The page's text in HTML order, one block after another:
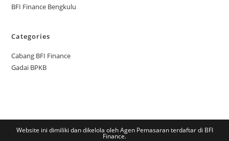
BFI Finance Bengkulu
Categories
Cabang BFI Finance
Gadai BPKB
Website ini dimiliki dan dikelola oleh Agen Pemasaran terdaftar di BFI
Finance.